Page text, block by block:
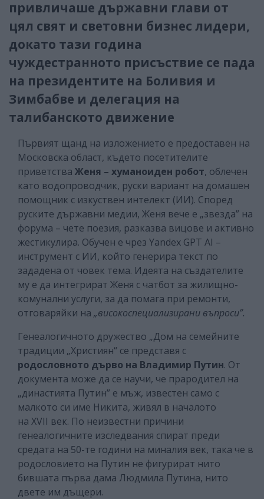
привличаше държавни глави от
цял свят и световни бизнес лидери,
докато тази година
чуждестранното присъствие се пада
на президентите на Боливия и
Зимбабве и делегация на
талибанското движение
Първият щанд на изложението е предоставен на
Московска област, където посетителите
приветства Женя – хуманоиден робот, облечен
като водопроводчик, руски вариант на домашен
помощник с изкуствен интелект (ИИ). Според
руските държавни медии, Женя вече е „звезда” на
форума – чете поезия, разказва вицове и активно
жестикулира. Обучен е чрез Yandex GPT AI –
инструмент с ИИ, който генерира текст по
зададена от човек тема. Идеята на създателите
му е да интегрират Женя с чатбот за жилищно-
комунални услуги, за да помага при ремонти,
отговаряйки на „високоспециализирани въпроси”.
Генеалогичното дружество „Дом на семейните
традиции „Християн“ се представя с
родословното дърво на Владимир Путин. От
документа може да се научи, че прародител на
„династията Путин” е мъж, известен само с
малкото си име Никита, живял в началото
на XVII век. По неизвестни причини
генеалогичните изследвания спират преди
средата на 50-те години на миналия век, така че в
родословието на Путин не фигурират нито
бившата първа дама Людмила Путина, нито
двете им дъщери.